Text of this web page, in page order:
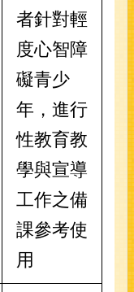
者針對輕
度心智障
礙青少
年，進行
性教育教
學與宣導
工作之備
課參考使
用